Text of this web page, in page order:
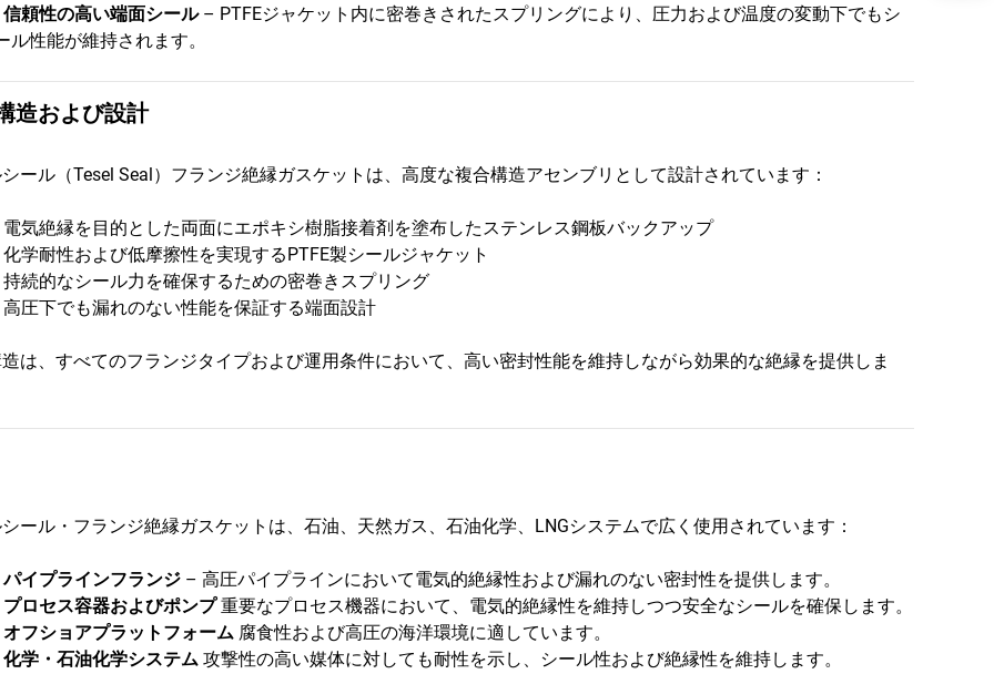
信頼性の高い端面シール – PTFEジャケット内に密巻きされたスプリングにより、圧力および温度の変動下でもシ
ル性能が維持されます。
造および設計
ール（Tesel Seal）フランジ絶縁ガスケットは、高度な複合構造アセンブリとして設計されています：
電気絶縁を目的とした両面にエポキシ樹脂接着剤を塗布したステンレス鋼板バックアップ
化学耐性および低摩擦性を実現するPTFE製シールジャケット
持続的なシール力を確保するための密巻きスプリング
高圧下でも漏れのない性能を保証する端面設計
は、すべてのフランジタイプおよび運用条件において、高い密封性能を維持しながら効果的な絶縁を提供しま
ール・フランジ絶縁ガスケットは、石油、天然ガス、石油化学、LNGシステムで広く使用されています：
パイプラインフランジ – 高圧パイプラインにおいて電気的絶縁性および漏れのない密封性を提供します。
プロセス容器およびポンプ重要なプロセス機器において、電気的絶縁性を維持しつつ安全なシールを確保します。
オフショアプラットフォーム 腐食性および高圧の海洋環境に適しています。
化学・石油化学システム 攻撃性の高い媒体に対しても耐性を示し、シール性および絶縁性を維持します。